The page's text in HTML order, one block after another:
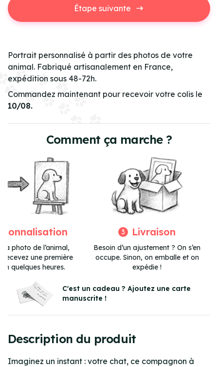
Portrait personnalisé à partir des photos de votre
animal. Fabriqué artisanalement en France,
expédition sous 48-72h.
Commandez maintenant pour recevoir votre colis le
10/08.
Étape suivante
Comment ça marche ?
photo de l’animal,
recevez une première
quelques heures.
3 Livraison
Besoin d’un ajustement ? On s’en
occupe. Sinon, on emballe et on
expédie !
C'est un cadeau ? Ajoutez une carte
manuscrite !
Description du produit
Imaginez un instant : votre chat, ce compagnon à